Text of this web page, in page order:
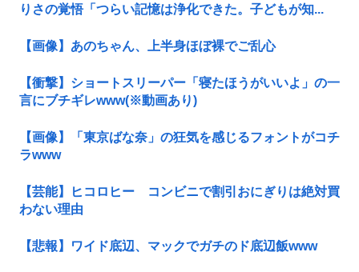
りさの覚悟「つらい記憶は浄化できた。子どもが知...
【画像】あのちゃん、上半身ほぼ裸でご乱心
【衝撃】ショートスリーパー「寝たほうがいいよ」の一
言にブチギレwww(※動画あり)
【画像】「東京ばな奈」の狂気を感じるフォントがコチ
ラwww
【芸能】ヒコロヒー コンビニで割引おにぎりは絶対買
わない理由
【悲報】ワイド底辺、マックでガチのド底辺飯www